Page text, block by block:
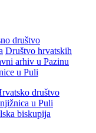
društvo
Društvo hrvatskih
arhiv u Pazinu
u Puli
društvo
u Puli
biskupija